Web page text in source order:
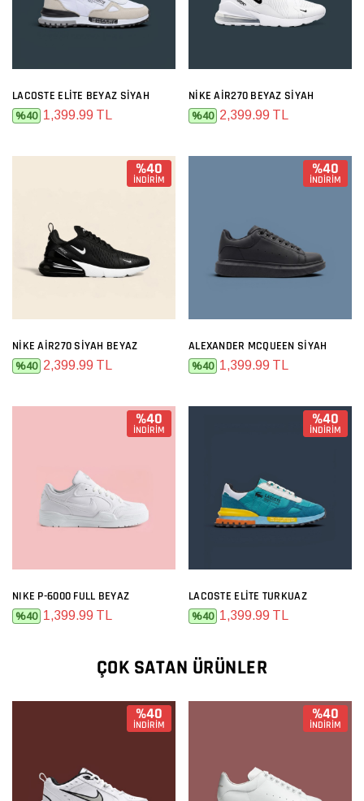
LACOSTE ELITE BEYAZ SIYAH
%40 1,399.99 TL
NIKE AIR270 BEYAZ SIYAH
%40 2,399.99 TL
%40
İNDİRİM
NIKE AIR270 SIYAH BEYAZ
%40 2,399.99 TL
%40
İNDİRİM
ALEXANDER MCQUEEN SIYAH
%40 1,399.99 TL
%40
İNDİRİM
NIKE P-6000 FULL BEYAZ
%40 1,399.99 TL
%40
İNDİRİM
LACOSTE ELITE TURKUAZ
%40 1,399.99 TL
ÇOK SATAN ÜRÜNLER
%40
İNDİRİM
%40
İNDİRİM